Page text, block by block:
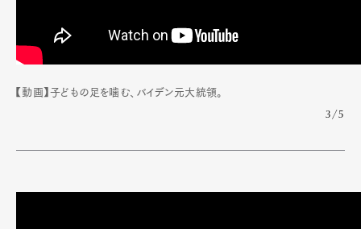
【動画】子どもの足を噛む、バイデン元大統領。
3/5